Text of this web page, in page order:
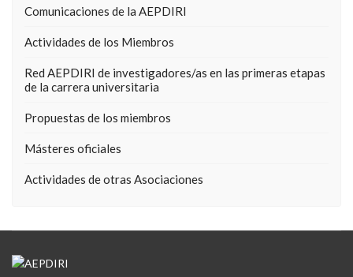
Comunicaciones de la AEPDIRI
Actividades de los Miembros
Red AEPDIRI de investigadores/as en las primeras etapas
de la carrera universitaria
Propuestas de los miembros
Másteres oficiales
Actividades de otras Asociaciones